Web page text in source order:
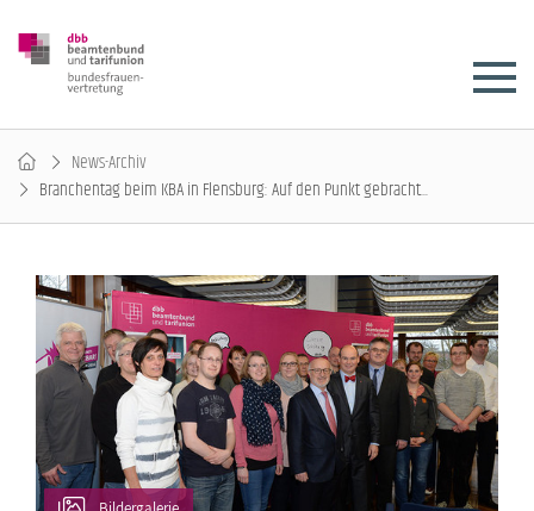
News-Archiv
Branchentag beim KBA in Flensburg: Auf den Punkt gebracht...